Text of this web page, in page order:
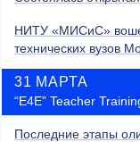
НИТУ «МИСиС»
технических вузов
31 МАРТА
“E4E” Teacher
Последние этапы